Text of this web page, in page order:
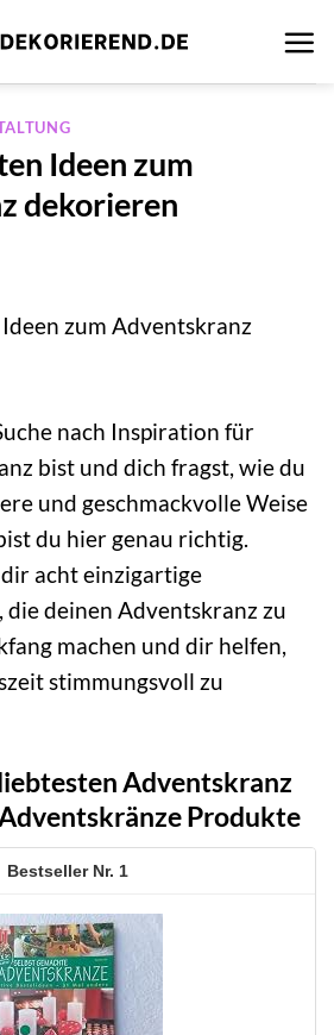
Ideen zum
dekorieren
nach Inspiration für
bist und dich fragst, wie du
und geschmackvolle Weise
du hier genau richtig.
acht einzigartige
deinen Adventskranz zu
machen und dir helfen,
stimmungsvoll zu
Adventskranz
Produkte
1